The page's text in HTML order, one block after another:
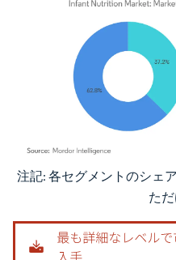
画像 © Mordor Intelligence。再利用
注記: 各セグメントのシェ
た